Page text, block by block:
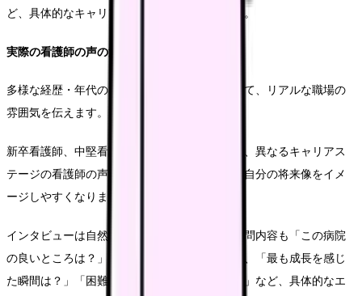
ど、具体的なキャリアパスの例示も効果的です。
実際の看護師の声の活用法
多様な経歴・年代の看護師インタビューを通じて、リアルな職場の
雰囲気を伝えます。
新卒看護師、中堅看護師、ベテラン看護師など、異なるキャリアス
テージの看護師の声を集めることで、視聴者が自分の将来像をイメ
ージしやすくなります。
インタビューは自然な会話形式が望ましく、質問内容も「この病院
の良いところは？」といった一般的なものより、「最も成長を感じ
た瞬間は？」「困難を乗り越えられた理由は？」など、具体的なエ